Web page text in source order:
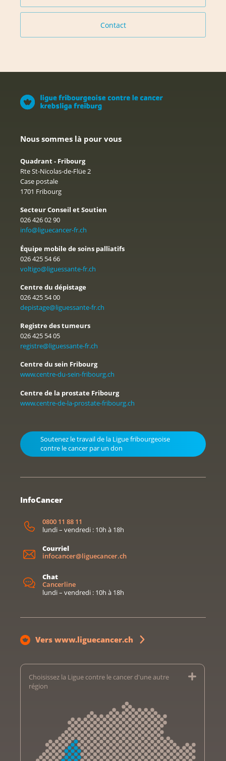
Contact
Nous sommes là pour vous
Quadrant - Fribourg
Rte St-Nicolas-de-Flüe 2
Case postale
1701 Fribourg
Secteur Conseil et Soutien
026 426 02 90
info@liguecancer-fr.ch
Équipe mobile de soins palliatifs
026 425 54 66
voltigo@liguessante-fr.ch
Centre du dépistage
026 425 54 00
depistage@liguessante-fr.ch
Registre des tumeurs
026 425 54 05
registre@liguessante-fr.ch
Centre du sein Fribourg
www.centre-du-sein-fribourg.ch
Centre de la prostate Fribourg
www.centre-de-la-prostate-fribourg.ch
Soutenez le travail de la Ligue fribourgeoise
contre le cancer par un don
InfoCancer
0800 11 88 11
lundi – vendredi : 10h à 18h
Courriel
infocancer@liguecancer.ch
Chat
Cancerline
lundi – vendredi : 10h à 18h
Vers www.liguecancer.ch
Choisissez la Ligue contre le cancer d'une autre
région